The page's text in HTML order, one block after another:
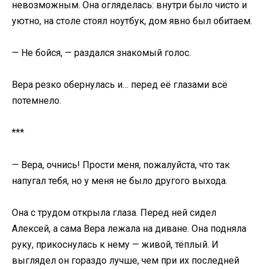
невозможным. Она огляделась: внутри было чисто и
уютно, на столе стоял ноутбук, дом явно был обитаем.
— Не бойся, — раздался знакомый голос.
Вера резко обернулась и… перед её глазами всё
потемнело.
***
— Вера, очнись! Прости меня, пожалуйста, что так
напугал тебя, но у меня не было другого выхода.
Она с трудом открыла глаза. Перед ней сидел
Алексей, а сама Вера лежала на диване. Она подняла
руку, прикоснулась к нему — живой, тёплый. И
выглядел он гораздо лучше, чем при их последней